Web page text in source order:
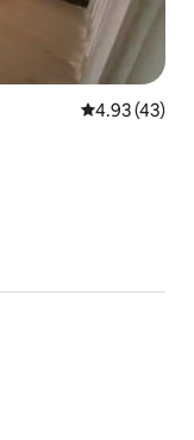
平均评分
4.93 (43)